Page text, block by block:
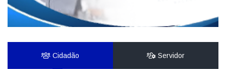
Cidadão Servidor